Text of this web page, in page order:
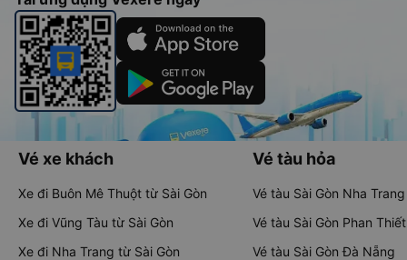
Vé xe khách
Xe đi Buôn Mê Thuột từ Sài Gòn
Xe đi Vũng Tàu từ Sài Gòn
Xe đi Nha Trang từ Sài Gòn
Vé tàu hỏa
Vé tàu Sài Gòn Nha Trang
Vé tàu Sài Gòn Phan Thiết
Vé tàu Sài Gòn Đà Nẵng